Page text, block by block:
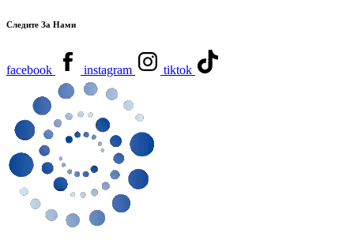
Следите За Нами
facebook instagram tiktok